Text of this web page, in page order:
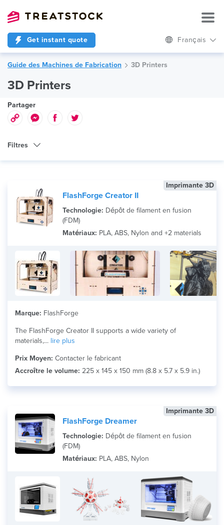
Get instant quote Français
Guide des Machines de Fabrication 3D Printers
3D Printers
Partager
Filtres
Technologie
Marque
Matériau
Imprimante 3D
FlashForge Creator II
Technologie: Dépôt de filament en fusion
(FDM)
Matériaux: PLA, ABS, Nylon and +2 materials
Marque: FlashForge
The FlashForge Creator II supports a wide variety of
materials,... lire plus
Prix Moyen: Contacter le fabricant
Accroître le volume: 225 x 145 x 150 mm (8.8 x 5.7 x 5.9 in.)
Imprimante 3D
FlashForge Dreamer
Technologie: Dépôt de filament en fusion
(FDM)
Matériaux: PLA, ABS, Nylon